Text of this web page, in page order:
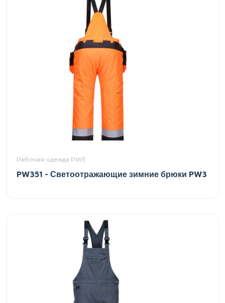
Рабочая одежда PW3
PW351 - Светоотражающие зимние брюки PW3